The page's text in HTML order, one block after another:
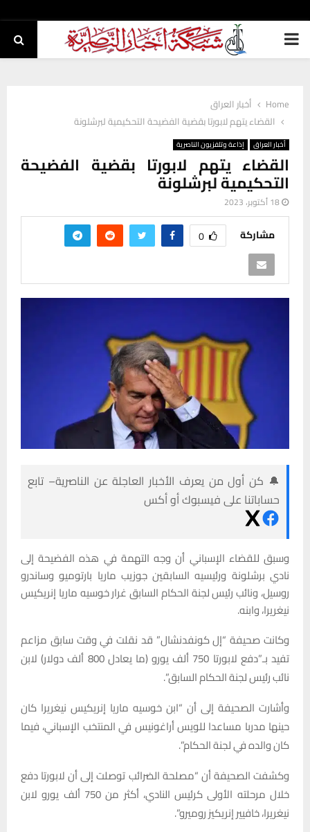
PRIMARY
Home
أخبار العراق
القضاء يتهم لابورتا بقضية الفضيحة التحكيمية لبرشلونة
أخبار العراق إذاعة وتلفزيون الناصرية
القضاء يتهم لابورتا بقضية الفضيحة
التحكيمية لبرشلونة
18 أكتوبر، 2023
مشاركة 0
🔔 كن أول من يعرف الأخبار العاجلة عن الناصرية– تابع
حساباتنا على فيسبوك أو أكس
وسبق للقضاء الإسباني أن وجه التهمة في هذه الفضيحة إلى
نادي برشلونة ورئيسيه السابقين جوزيب ماريا بارتوميو وساندرو
روسيل، ونائب رئيس لجنة الحكام السابق غرار خوسيه ماريا إنريكيس
نيغريرا، وابنه.
وكانت صحيفة “إل كونفدنشال” قد نقلت في وقت سابق مزاعم
تفيد بـ”دفع لابورتا 750 ألف يورو (ما يعادل 800 ألف دولار) لابن
نائب رئيس لجنة الحكام السابق”.
وأشارت الصحيفة إلى أن “ابن خوسيه ماريا إنريكيس نيغريرا كان
حينها مدربا مساعدا للويس أراغونيس في المنتخب الإسباني، فيما
كان والده في لجنة الحكام”.
وكشفت الصحيفة أن “مصلحة الضرائب توصلت إلى أن لابورتا دفع
خلال مرحلته الأولى كرئيس النادي، أكثر من 750 ألف يورو لابن
نيغريرا، خافيير إنريكيز روميرو”.